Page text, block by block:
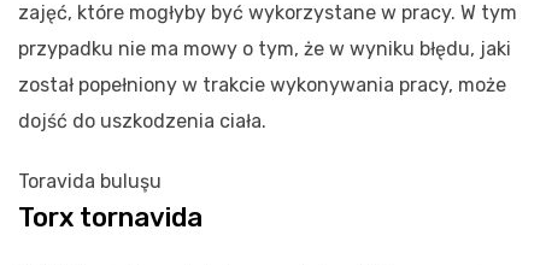
zajęć, które mogłyby być wykorzystane w pracy. W tym
przypadku nie ma mowy o tym, że w wyniku błędu, jaki
został popełniony w trakcie wykonywania pracy, może
dojść do uszkodzenia ciała.
Toravida buluşu
Torx tornavida